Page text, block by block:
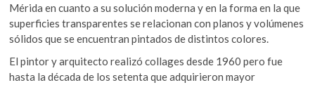
Mérida en cuanto a su solución moderna y en la forma en la que
superficies transparentes se relacionan con planos y volúmenes
sólidos que se encuentran pintados de distintos colores.
El pintor y arquitecto realizó collages desde 1960 pero fue
hasta la década de los setenta que adquirieron mayor